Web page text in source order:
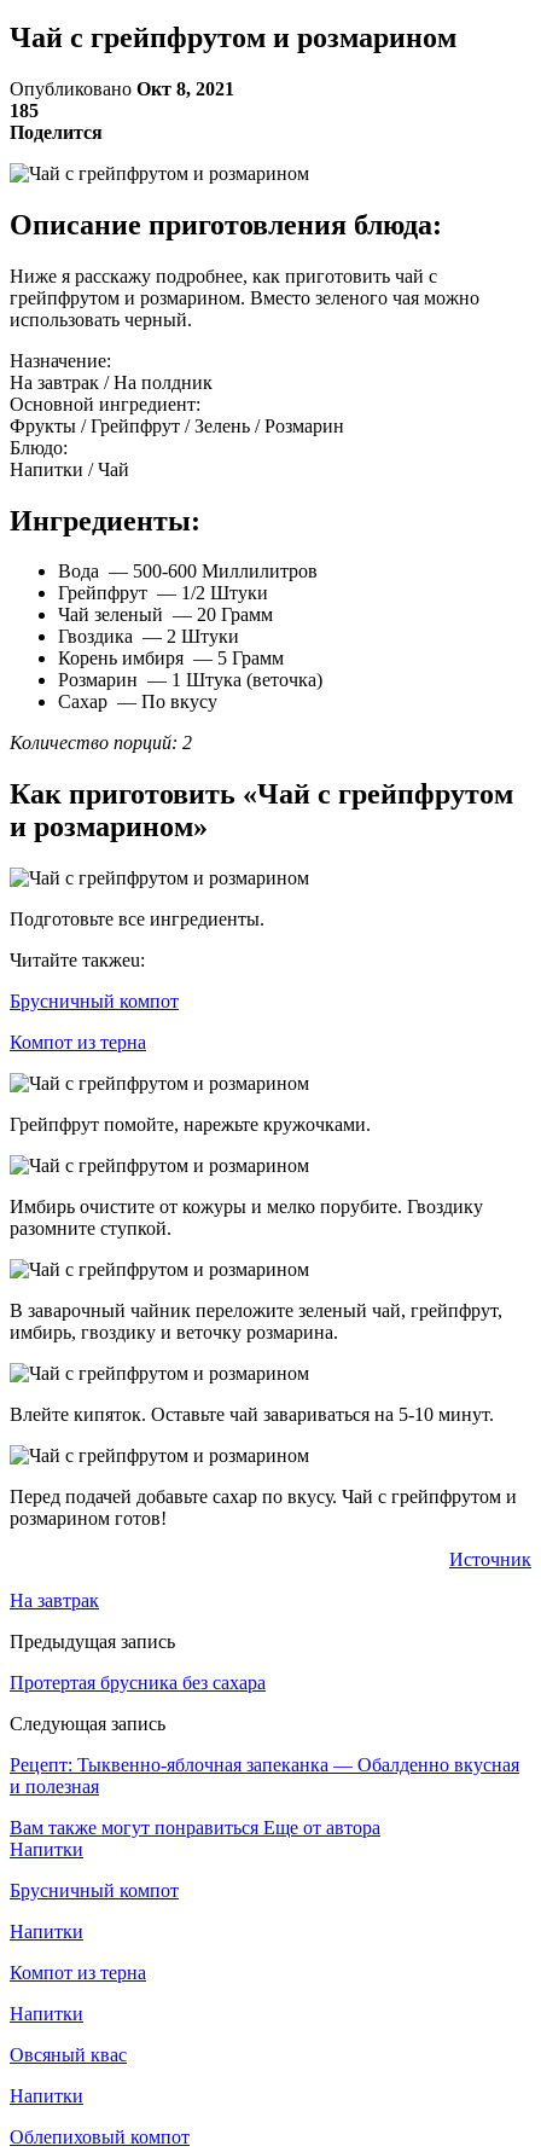
Чай с грейпфрутом и розмарином
Опубликовано Окт 8, 2021
185
Поделится
Описание приготовления блюда:
Ниже я расскажу подробнее, как приготовить чай с
грейпфрутом и розмарином. Вместо зеленого чая можно
использовать черный.
Назначение:
На завтрак / На полдник
Основной ингредиент:
Фрукты / Грейпфрут / Зелень / Розмарин
Блюдо:
Напитки / Чай
Ингредиенты:
Вода — 500-600 Миллилитров
Грейпфрут — 1/2 Штуки
Чай зеленый — 20 Грамм
Гвоздика — 2 Штуки
Корень имбиря — 5 Грамм
Розмарин — 1 Штука (веточка)
Сахар — По вкусу
Количество порций: 2
Как приготовить «Чай с грейпфрутом
и розмарином»
Подготовьте все ингредиенты.
Читайте такжеu:
Брусничный компот
Компот из терна
Грейпфрут помойте, нарежьте кружочками.
Имбирь очистите от кожуры и мелко порубите. Гвоздику
разомните ступкой.
В заварочный чайник переложите зеленый чай, грейпфрут,
имбирь, гвоздику и веточку розмарина.
Влейте кипяток. Оставьте чай завариваться на 5-10 минут.
Перед подачей добавьте сахар по вкусу. Чай с грейпфрутом и
розмарином готов!
Источник
На завтрак
Предыдущая запись
Протертая брусника без сахара
Следующая запись
Рецепт: Тыквенно-яблочная запеканка — Обалденно вкусная
и полезная
Вам также могут понравиться Еще от автора
Напитки
Брусничный компот
Напитки
Компот из терна
Напитки
Овсяный квас
Напитки
Облепиховый компот